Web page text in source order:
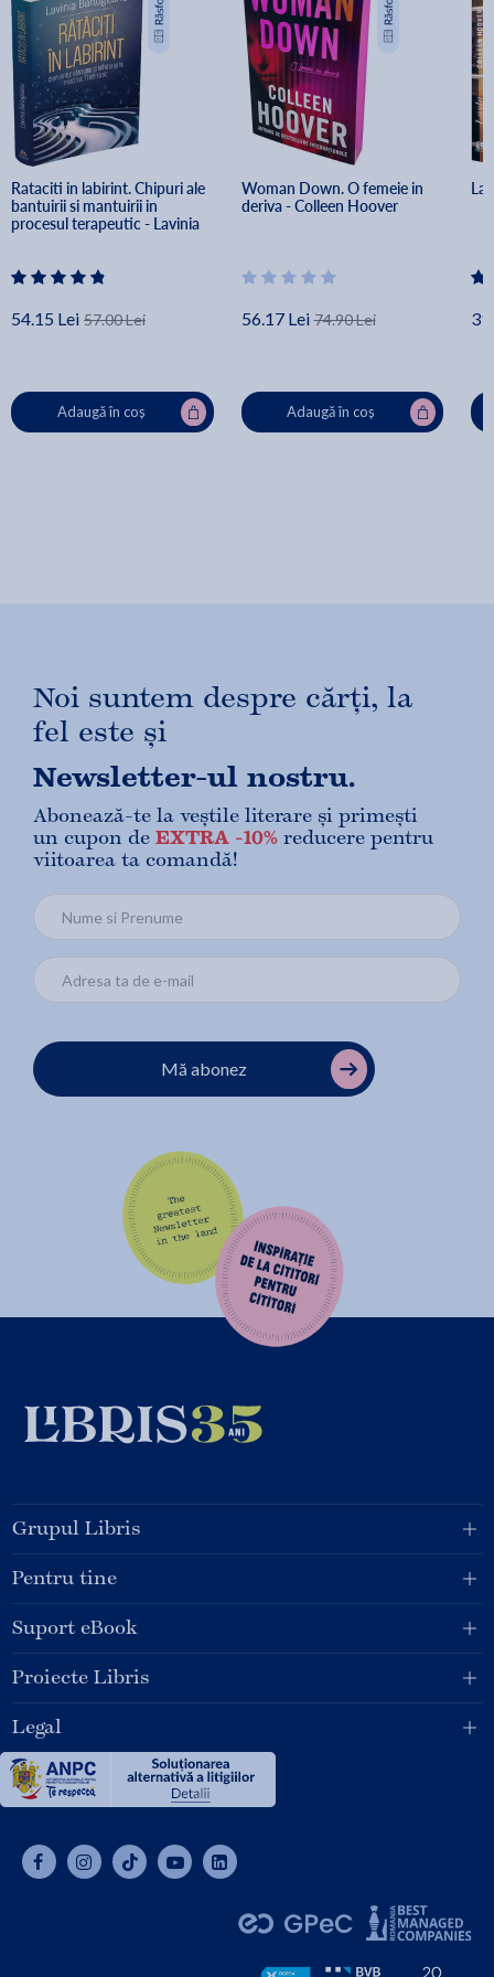
Rataciti in labirint. Chipuri ale
bantuirii si mantuirii in
procesul terapeutic - Lavinia
54.15 Lei 57.00 Lei
Adaugă în coș
Woman Down. O femeie in
deriva - Colleen Hoover
56.17 Lei 74.90 Lei
Adaugă în coș
Noi suntem despre cărți, la
fel este și
Newsletter-ul nostru.
Abonează-te la veștile literare și primești
un cupon de EXTRA -10% reducere pentru
viitoarea ta comandă!
Mă abonez
Grupul Libris
Pentru tine
Suport eBook
Proiecte Libris
Legal